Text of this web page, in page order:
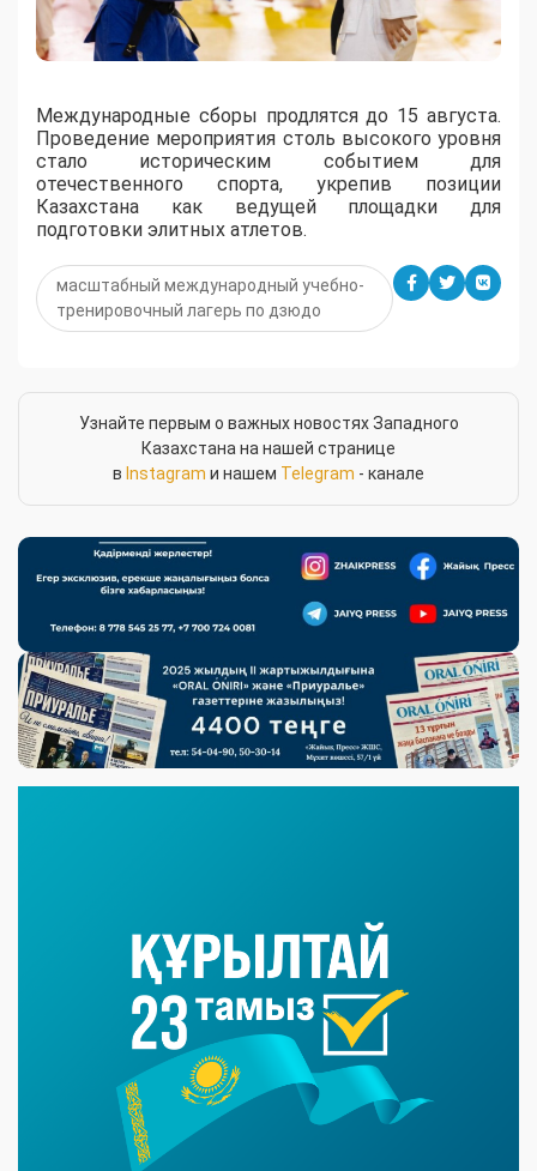
Международные сборы продлятся до 15 августа.
Проведение мероприятия столь высокого уровня
стало историческим событием для
отечественного спорта, укрепив позиции
Казахстана как ведущей площадки для
подготовки элитных атлетов.
масштабный международный учебно-
тренировочный лагерь по дзюдо
Узнайте первым о важных новостях Западного
Казахстана на нашей странице
в Instagram и нашем Telegram - канале